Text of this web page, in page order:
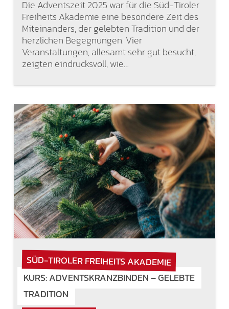
Die Adventszeit 2025 war für die Süd-Tiroler
Freiheits Akademie eine besondere Zeit des
Miteinanders, der gelebten Tradition und der
herzlichen Begegnungen. Vier
Veranstaltungen, allesamt sehr gut besucht,
zeigten eindrucksvoll, wie…
SÜD-TIROLER FREIHEITS AKADEMIE
KURS: ADVENTSKRANZBINDEN – GELEBTE
TRADITION